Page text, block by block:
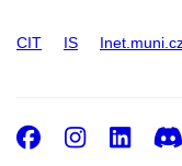
CIT IS
Facebook